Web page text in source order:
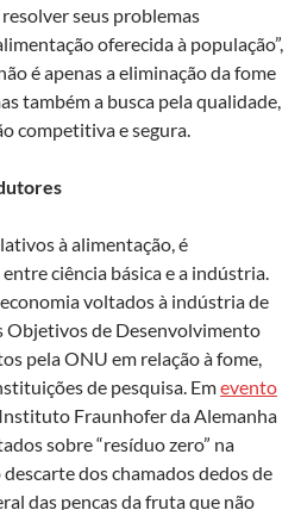
seus problemas
oferecida à população”,
é apenas a eliminação da fome
também a busca pela qualidade,
competitiva e segura.
à alimentação, é
ciência básica e a indústria.
voltados à indústria de
Objetivos de Desenvolvimento
pela ONU em relação à fome,
de pesquisa. Emevento
Fraunhofer da Alemanha
sobre “resíduo zero” na
dos chamados dedos de
das pencas da fruta que não